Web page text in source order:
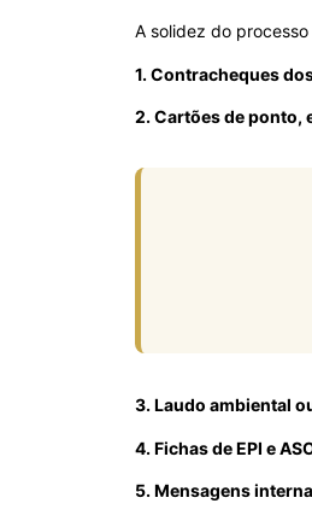
A solidez do
1. Contracheques
2. Cartões de ponto,
3. Laudo ambiental
4. Fichas de EPI e
5. Mensagens